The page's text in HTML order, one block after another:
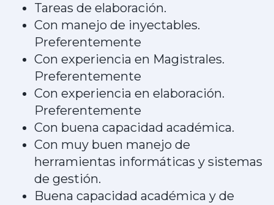
Tareas de elaboración.
Con manejo de inyectables.
Preferentemente
Con experiencia en Magistrales.
Preferentemente
Con experiencia en elaboración.
Preferentemente
Con buena capacidad académica.
Con muy buen manejo de
herramientas informáticas y sistemas
de gestión.
Buena capacidad académica y de